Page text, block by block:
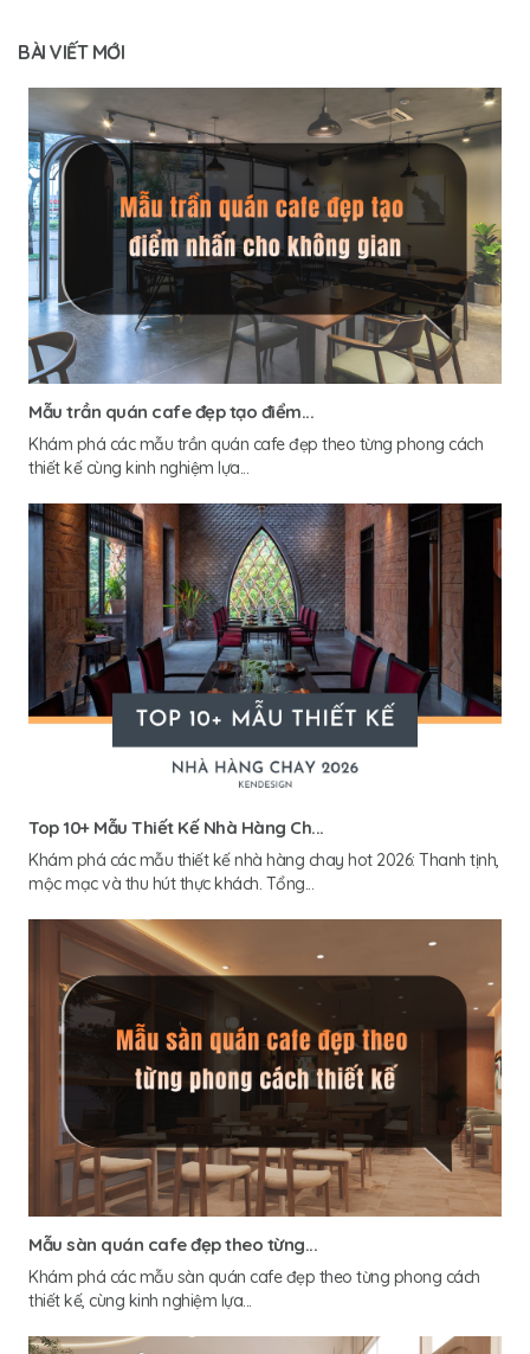
BÀI VIẾT MỚI
Mẫu trần quán cafe đẹp tạo điểm...
Khám phá các mẫu trần quán cafe đẹp theo từng phong cách
thiết kế cùng kinh nghiệm lựa...
Top 10+ Mẫu Thiết Kế Nhà Hàng Ch...
Khám phá các mẫu thiết kế nhà hàng chay hot 2026: Thanh tịnh,
mộc mạc và thu hút thực khách. Tổng...
Mẫu sàn quán cafe đẹp theo từng...
Khám phá các mẫu sàn quán cafe đẹp theo từng phong cách
thiết kế, cùng kinh nghiệm lựa...